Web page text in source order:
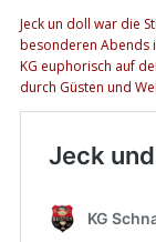
Jeck un doll war die
besonderen Abends
KG euphorisch auf
durch Güsten und